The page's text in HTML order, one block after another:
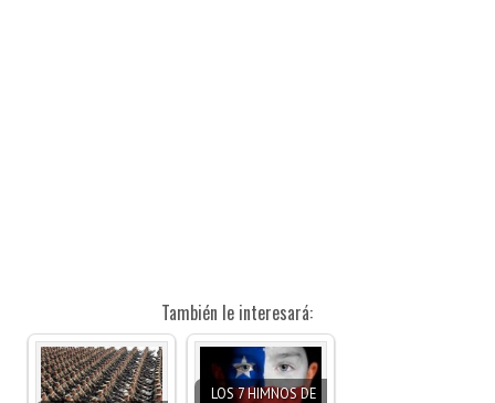
También le interesará:
LOS 7 HIMNOS DE